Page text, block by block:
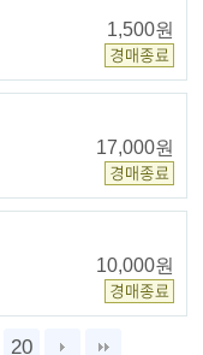
1,500원
17,000원
10,000원
20